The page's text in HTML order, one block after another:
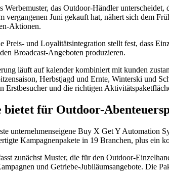
das Outdoor-Händler
vergangenen Juni gekauft hat, nähert sich dem
Aktionen.
und Loyalitätsintegration stellt fest, dass
Broadcast-Angeboten produzieren.
läuft auf kalender kombiniert mit kunden
Herbstjagd und Ernte, Winterski und
Erstbesucher und die richtigen
bietet für Outdoor-
unternehmenseigene Buy X Get Y Automation
Kampagnenpakete in 19 Branchen, plus
zunächst Muster, die für den Outdoor-
und Getriebe-Jubiläumsangebote. Die